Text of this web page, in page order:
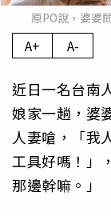
原PO說，婆婆
A+ A-
近日一名台南
娘家一趟，婆
人妻嗆，「我
工具好嗎！」
那邊幹嘛。」